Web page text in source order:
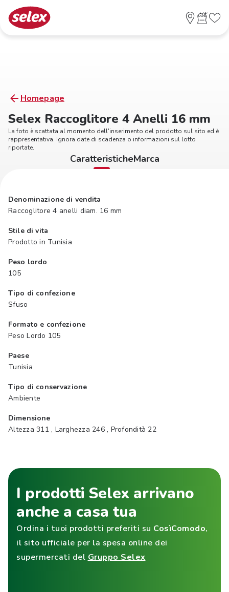
Homepage
Selex Raccoglitore 4 Anelli 16 mm
La foto è scattata al momento dell'inserimento del prodotto sul sito ed è
rappresentativa. Ignora date di scadenza o informazioni sul lotto
riportate.
CaratteristicheMarca
Denominazione di vendita
Raccoglitore 4 anelli diam. 16 mm
Stile di vita
Prodotto in Tunisia
Peso lordo
105
Tipo di confezione
Sfuso
Formato e confezione
Peso Lordo 105
Paese
Tunisia
Tipo di conservazione
Ambiente
Dimensione
Altezza 311 , Larghezza 246 , Profondità 22
I prodotti Selex arrivano
anche a casa tua
Ordina i tuoi prodotti preferiti su CosìComodo,
il sito ufficiale per la spesa online dei
supermercati del Gruppo Selex